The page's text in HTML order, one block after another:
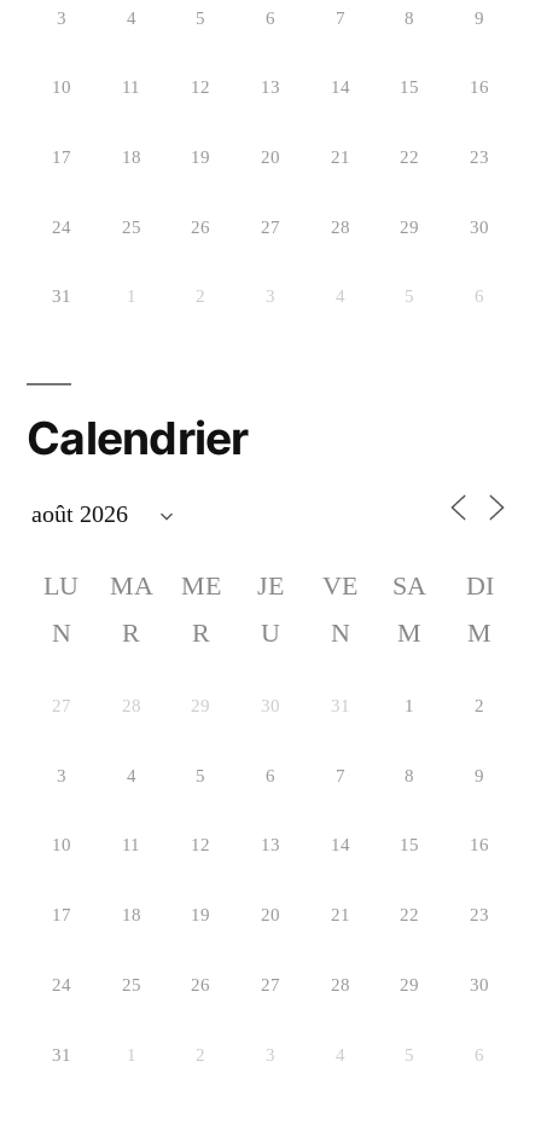
3 4 5 6 7 8 9
10 11 12 13 14 15 16
17 18 19 20 21 22 23
24 25 26 27 28 29 30
31 1 2 3 4 5 6
Calendrier
LU
N
MA
R
ME
R
JE
U
VE
N
SA
M
DI
M
27 28 29 30 31 1 2
3 4 5 6 7 8 9
10 11 12 13 14 15 16
17 18 19 20 21 22 23
24 25 26 27 28 29 30
31 1 2 3 4 5 6